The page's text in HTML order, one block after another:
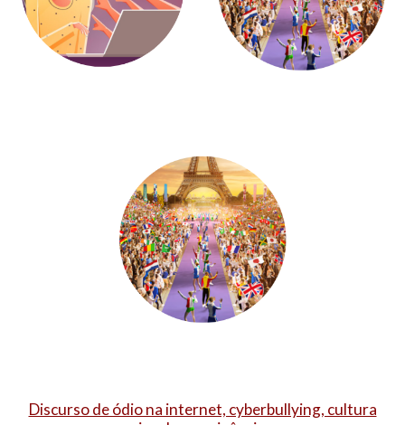
Discurso de ódio na internet, cyberbullying, cultura